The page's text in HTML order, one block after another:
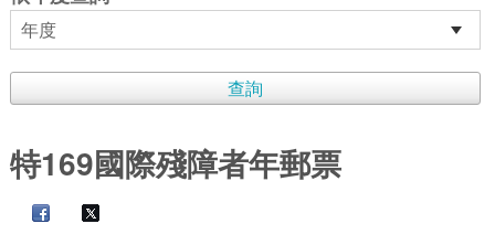
特169國際殘障者年郵票